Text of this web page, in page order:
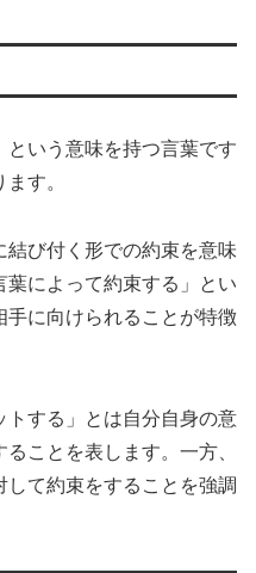
という意味を持つ言葉です
す。
結び付く形での約束を意味
葉によって約束する」とい
手に向けられることが特徴
トする」とは自分自身の意
ことを表します。一方、
して約束をすることを強調